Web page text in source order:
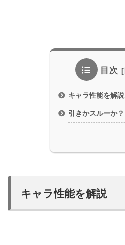
目次
キャラ性能を解説
引きかスルーか？
キャラ性能を解説